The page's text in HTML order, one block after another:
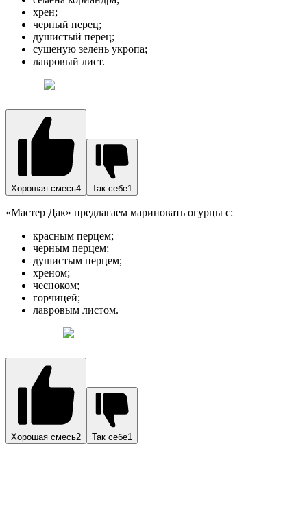
красным перцем;
черным перцем;
душистым перцем;
хреном;
чесноком;
горчицей;
лавровым листом.
Хорошая смесь2 Так себе1
Читайте также:
Что делать, если ребенок боится темноты
они могут быть использованы как для маринования, так и для
засолки огурцов. Некоторые производители (например,
«Приправыч») указывают, что пряная смесь подойдет и для
заготовки на зиму любых овощей: помидоров, огурцов,
патиссонов. Такие смеси хорошо подойдут для овощного
ассорти.